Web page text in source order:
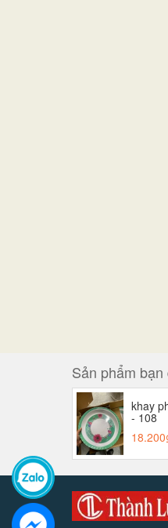
Sản phẩm bạn
khay
- 108